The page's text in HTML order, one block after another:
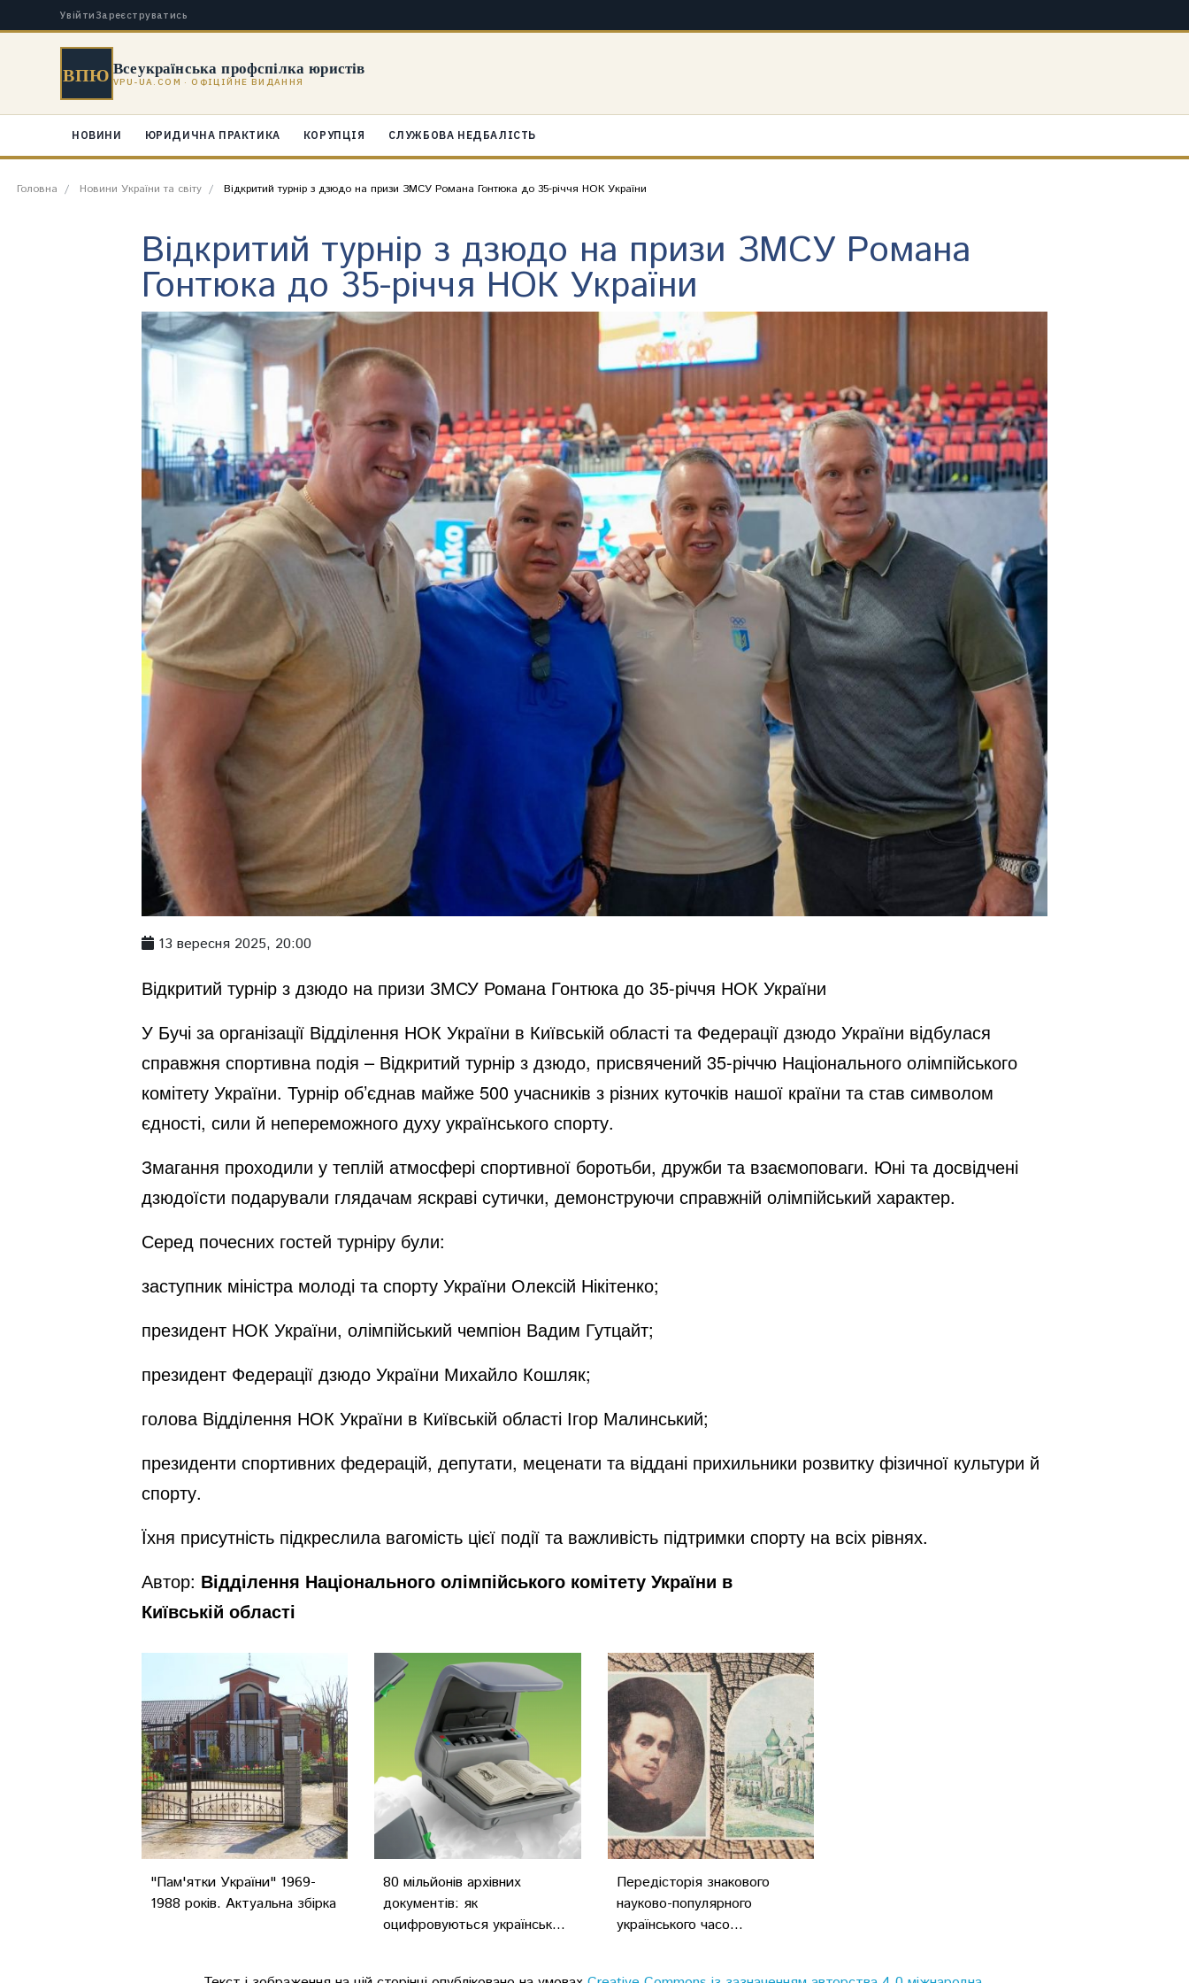
Увійти Зареєструватись
ВПЮ Всеукраїнська профспілка юристів
VPU-UA.COM · ОФІЦІЙНЕ ВИДАННЯ
НОВИНИ ЮРИДИЧНА ПРАКТИКА КОРУПЦІЯ СЛУЖБОВА НЕДБАЛІСТЬ
Головна Новини України та світу Відкритий турнір з дзюдо на призи ЗМСУ Романа Гонтюка до 35-річчя НОК України
Відкритий турнір з дзюдо на призи ЗМСУ Романа
Гонтюка до 35-річчя НОК України
13 вересня 2025, 20:00
Відкритий турнір з дзюдо на призи ЗМСУ Романа Гонтюка до 35-річчя НОК України
У Бучі за організації Відділення НОК України в Київській області та Федерації дзюдо України відбулася
справжня спортивна подія – Відкритий турнір з дзюдо, присвячений 35-річчю Національного олімпійського
комітету України. Турнір об’єднав майже 500 учасників з різних куточків нашої країни та став символом
єдності, сили й непереможного духу українського спорту.
Змагання проходили у теплій атмосфері спортивної боротьби, дружби та взаємоповаги. Юні та досвідчені
дзюдоїсти подарували глядачам яскраві сутички, демонструючи справжній олімпійський характер.
Серед почесних гостей турніру були:
заступник міністра молоді та спорту України Олексій Нікітенко;
президент НОК України, олімпійський чемпіон Вадим Гутцайт;
президент Федерації дзюдо України Михайло Кошляк;
голова Відділення НОК України в Київській області Ігор Малинський;
президенти спортивних федерацій, депутати, меценати та віддані прихильники розвитку фізичної культури й
спорту.
Їхня присутність підкреслила вагомість цієї події та важливість підтримки спорту на всіх рівнях.
Автор: Відділення Національного олімпійського комітету України в
Київській області
"Пам'ятки України" 1969-
1988 років. Актуальна збірка
80 мільйонів архівних
документів: як
оцифровуються українськ...
Передісторія знакового
науково-популярного
українського часо...